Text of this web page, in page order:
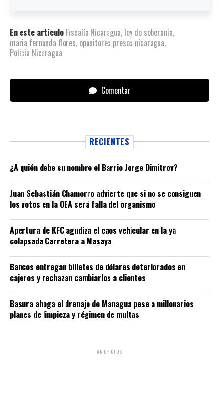
En este artículo Fiscalía Nicaragua, ley de soberania,
maria fernanda flores, opositores presos nicaragua,
Policia Nicaragua
Comentar
RECIENTES
¿A quién debe su nombre el Barrio Jorge Dimitrov?
Juan Sebastián Chamorro advierte que si no se consiguen
los votos en la OEA será falla del organismo
Apertura de KFC agudiza el caos vehicular en la ya
colapsada Carretera a Masaya
Bancos entregan billetes de dólares deteriorados en
cajeros y rechazan cambiarlos a clientes
Basura ahoga el drenaje de Managua pese a millonarios
planes de limpieza y régimen de multas
ANUNCIOS